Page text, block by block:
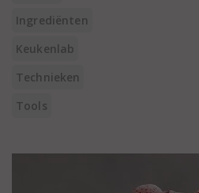
Ingrediënten
Keukenlab
Technieken
Tools